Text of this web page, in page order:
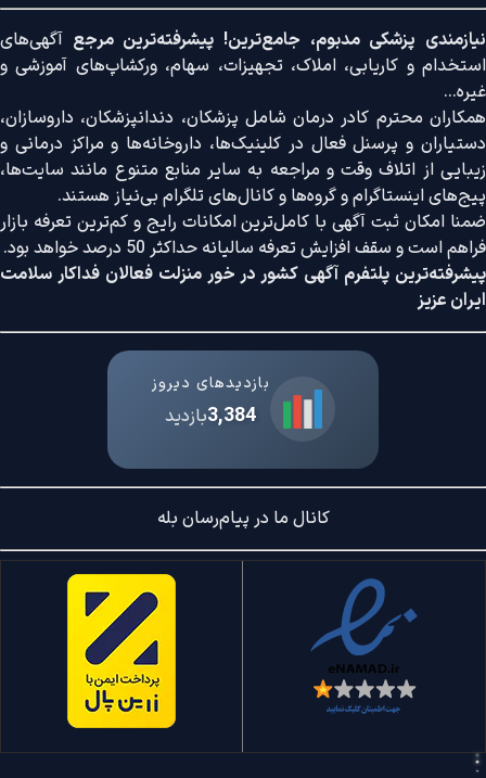
نیازمندی پزشکی مدبوم، جامع‌ترین! پیشرفته‌ترین مرجع آگهی‌های
استخدام و کاریابی، املاک، تجهیزات، سهام، ورکشاپ‌های آموزشی و
غیره...
همکاران محترم کادر درمان شامل پزشکان، دندانپزشکان، داروسازان،
دستیاران و پرسنل فعال در کلینیک‌ها، داروخانه‌ها و مراکز درمانی و
زیبایی از اتلاف وقت و مراجعه به سایر منابع متنوع مانند سایت‌ها،
پیج‌های اینستاگرام و گروه‌ها و کانال‌های تلگرام بی‌نیاز هستند.
ضمنا امکان ثبت آگهی با کامل‌ترین امکانات رایج و کم‌ترین تعرفه بازار
فراهم است و سقف افزایش تعرفه سالیانه حداکثر 50 درصد خواهد بود.
پیشرفته‌ترین پلتفرم آگهی کشور در خور منزلت فعالان فداکار سلامت
ایران عزیز
بازدیدهای دیروز
3,384بازدید
کانال ما در پیام‌رسان بله